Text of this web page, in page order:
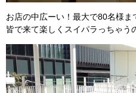
お店の中広ーい！最大で80名様
皆で来て楽しくスイパラっちゃ